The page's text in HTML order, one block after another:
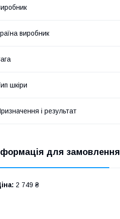
виробник
шкіри
і результат
для замовлення
2 749 ₴